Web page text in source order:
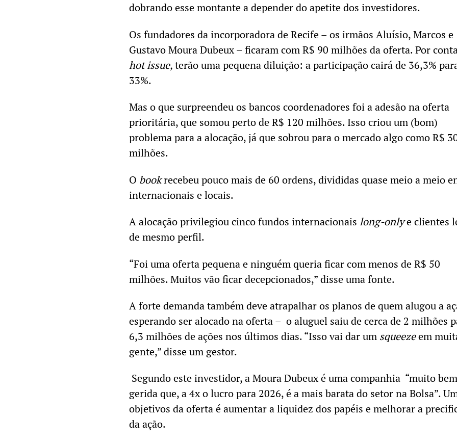
dobrando esse montante a depender do apetite dos investidores.
Os fundadores da incorporadora de Recife – os irmãos Aluísio, Marcos e
Gustavo Moura Dubeux – ficaram com R$ 90 milhões da oferta. Por
hot issue,terão uma pequena diluição: a participação cairá de 36,3%
33%.
Mas o que surpreendeu os bancos coordenadores foi a adesão na oferta
prioritária, que somou perto de R$ 120 milhões. Isso criou um (bom)
problema para a alocação, já que sobrou para o mercado algo como R$
milhões.
O bookrecebeu pouco mais de 60 ordens, divididas quase meio a meio
internacionais e locais.
A alocação privilegiou cinco fundos internacionais long-onlye clientes
de mesmo perfil.
“Foi uma oferta pequena e ninguém queria ficar com menos de R$ 50
milhões. Muitos vão ficar decepcionados,” disse uma fonte.
A forte demanda também deve atrapalhar os planos de quem alugou a
esperando ser alocado na oferta – o aluguel saiu de cerca de 2 milhões
6,3 milhões de ações nos últimos dias. “Isso vai dar um squeezeem
gente,” disse um gestor.
Segundo este investidor, a Moura Dubeux é uma companhia “muito bem
gerida que, a 4x o lucro para 2026, é a mais barata do setor na Bolsa”.
objetivos da oferta é aumentar a liquidez dos papéis e melhorar a
da ação.